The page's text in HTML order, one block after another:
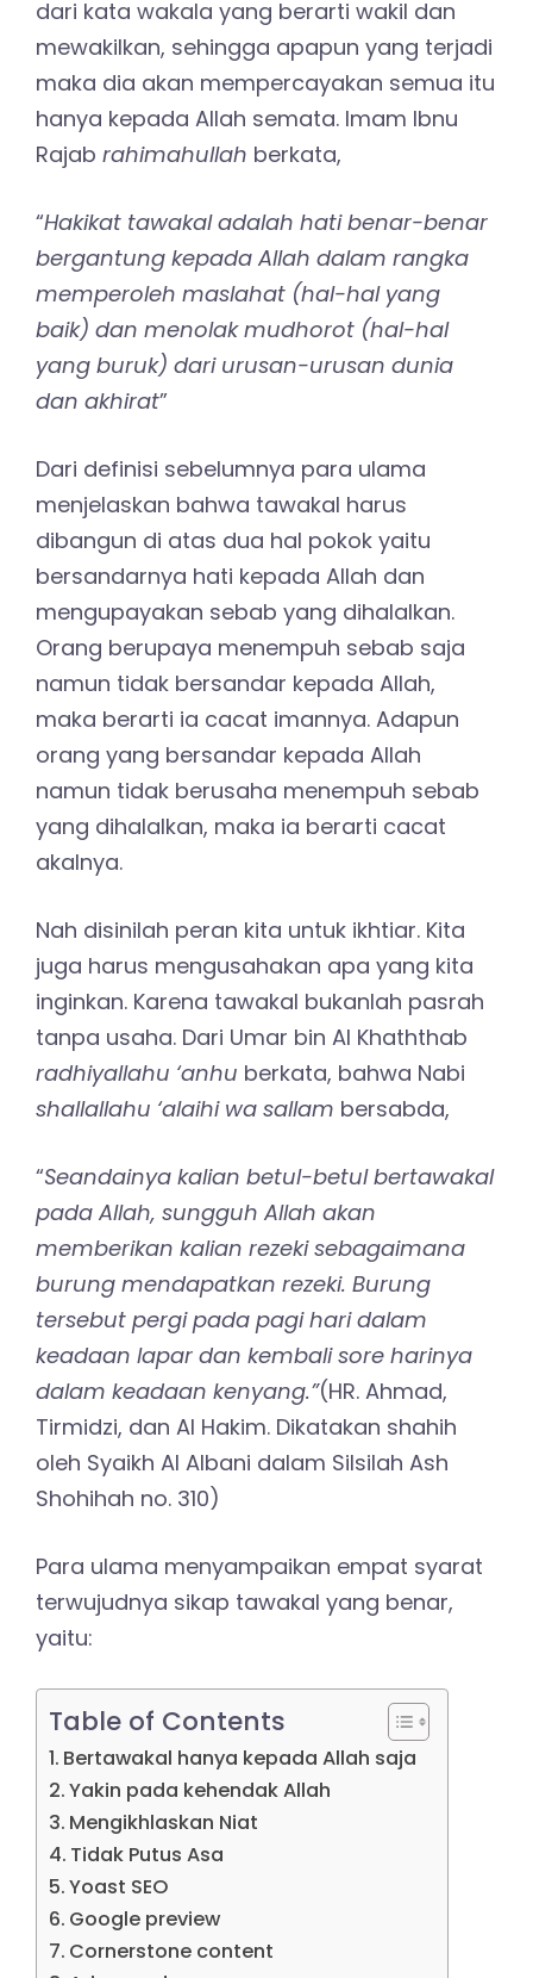
dari kata wakala yang berarti wakil dan
mewakilkan, sehingga apapun yang terjadi
maka dia akan mempercayakan semua itu
hanya kepada Allah semata. Imam Ibnu
Rajab rahimahullah berkata,
“Hakikat tawakal adalah hati benar-benar
bergantung kepada Allah dalam rangka
memperoleh maslahat (hal-hal yang
baik) dan menolak mudhorot (hal-hal
yang buruk) dari urusan-urusan dunia
dan akhirat”
Dari definisi sebelumnya para ulama
menjelaskan bahwa tawakal harus
dibangun di atas dua hal pokok yaitu
bersandarnya hati kepada Allah dan
mengupayakan sebab yang dihalalkan.
Orang berupaya menempuh sebab saja
namun tidak bersandar kepada Allah,
maka berarti ia cacat imannya. Adapun
orang yang bersandar kepada Allah
namun tidak berusaha menempuh sebab
yang dihalalkan, maka ia berarti cacat
akalnya.
Nah disinilah peran kita untuk ikhtiar. Kita
juga harus mengusahakan apa yang kita
inginkan. Karena tawakal bukanlah pasrah
tanpa usaha. Dari Umar bin Al Khaththab
radhiyallahu ‘anhu berkata, bahwa Nabi
shallallahu ‘alaihi wa sallam bersabda,
“Seandainya kalian betul-betul bertawakal
pada Allah, sungguh Allah akan
memberikan kalian rezeki sebagaimana
burung mendapatkan rezeki. Burung
tersebut pergi pada pagi hari dalam
keadaan lapar dan kembali sore harinya
dalam keadaan kenyang.”(HR. Ahmad,
Tirmidzi, dan Al Hakim. Dikatakan shahih
oleh Syaikh Al Albani dalam Silsilah Ash
Shohihah no. 310)
Para ulama menyampaikan empat syarat
terwujudnya sikap tawakal yang benar,
yaitu:
Table of Contents
Bertawakal hanya kepada Allah saja
Yakin pada kehendak Allah
Mengikhlaskan Niat
Tidak Putus Asa
Yoast SEO
Google preview
Cornerstone content